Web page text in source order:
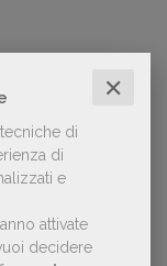
✕
di
di
e
attivate
decidere
e 9 stage in